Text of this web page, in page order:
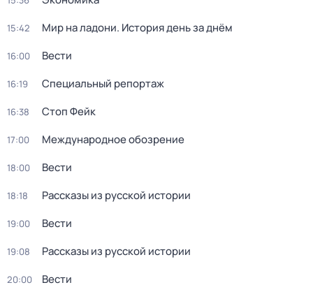
15:42 Мир на ладони. История день за днём
16:00 Вести
16:19 Специальный репортаж
16:38 Стоп Фейк
17:00 Международное обозрение
18:00 Вести
18:18 Рассказы из русской истории
19:00 Вести
19:08 Рассказы из русской истории
20:00 Вести